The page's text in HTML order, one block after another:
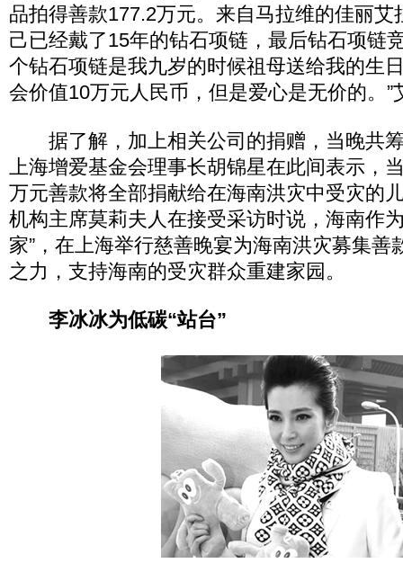
品拍得善款177.2万元。来自马拉维的佳丽艾
己已经戴了15年的钻石项链，最后钻石项链
个钻石项链是我九岁的时候祖母送给我的生
会价值10万元人民币，但是爱心是无价的。”
据了解，加上相关公司的捐赠，当晚共
上海增爱基金会理事长胡锦星在此间表示，
万元善款将全部捐献给在海南洪灾中受灾的
机构主席莫莉夫人在接受采访时说，海南作
家”，在上海举行慈善晚宴为海南洪灾募集善
之力，支持海南的受灾群众重建家园。
李冰冰为低碳“站台”